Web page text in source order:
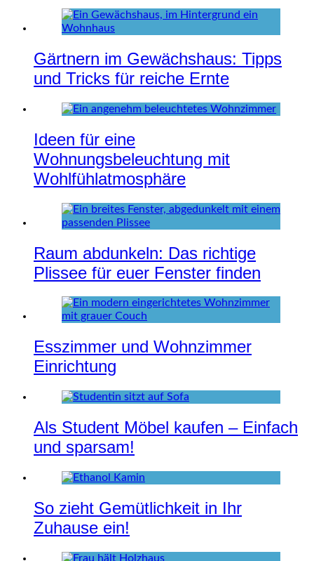
Gärtnern im Gewächshaus: Tipps
und Tricks für reiche Ernte
Ideen für eine
Wohnungsbeleuchtung mit
Wohlfühlatmosphäre
Raum abdunkeln: Das richtige
Plissee für euer Fenster finden
Esszimmer und Wohnzimmer
Einrichtung
Als Student Möbel kaufen – Einfach
und sparsam!
So zieht Gemütlichkeit in Ihr
Zuhause ein!